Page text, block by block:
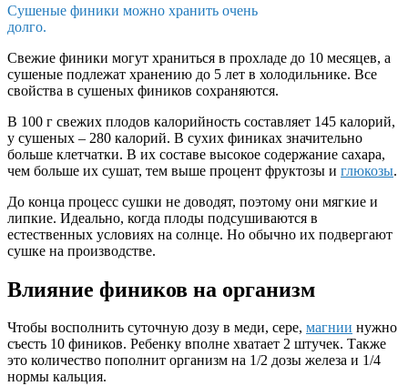
Сушеные финики можно хранить очень
долго.
Свежие финики могут храниться в прохладе до 10 месяцев, а
сушеные подлежат хранению до 5 лет в холодильнике. Все
свойства в сушеных фиников сохраняются.
В 100 г свежих плодов калорийность составляет 145 калорий,
у сушеных – 280 калорий. В сухих финиках значительно
больше клетчатки. В их составе высокое содержание сахара,
чем больше их сушат, тем выше процент фруктозы и глюкозы.
До конца процесс сушки не доводят, поэтому они мягкие и
липкие. Идеально, когда плоды подсушиваются в
естественных условиях на солнце. Но обычно их подвергают
сушке на производстве.
Влияние фиников на организм
Чтобы восполнить суточную дозу в меди, сере, магнии нужно
съесть 10 фиников. Ребенку вполне хватает 2 штучек. Также
это количество пополнит организм на 1/2 дозы железа и 1/4
нормы кальция.